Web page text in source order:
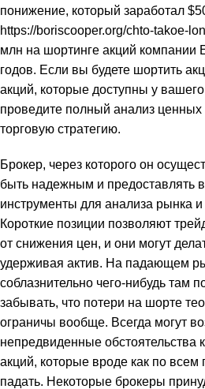
понижение, который заработал
https://boriscooper.org/chto-takoe-
млн на шортинге акций компании
годов. Если вы будете шортить
акций, которые доступны у
проведите полный анализ ценных
торговую стратегию.
Брокер, через которого он
быть надежным и предоставлять
инструменты для анализа рынка
Короткие позиции позволяют
от снижения цен, и они могут
удерживая актив. На падающем
соблазнительно чего-нибудь там
забывать, что потери на шорте
ограничы вообще. Всегда могут
непредвиденные обстоятельства
акций, которые вроде как по
падать. Некоторые брокеры